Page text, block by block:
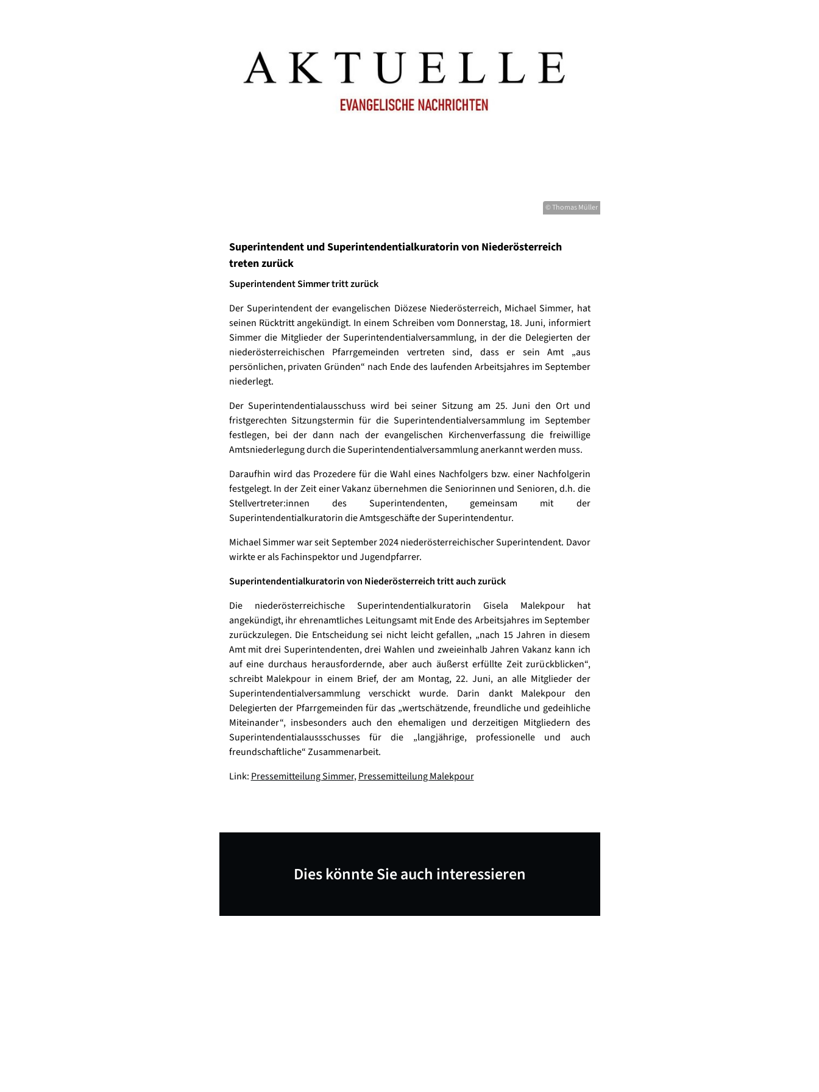
© Thomas Müller
Superintendent und Superintendentialkuratorin von Niederösterreich
treten zurück
Superintendent Simmer tritt zurück
Der Superintendent der evangelischen Diözese Niederösterreich, Michael Simmer, hat
seinen Rücktritt angekündigt. In einem Schreiben vom Donnerstag, 18. Juni, informiert
Simmer die Mitglieder der Superintendentialversammlung, in der die Delegierten der
niederösterreichischen Pfarrgemeinden vertreten sind, dass er sein Amt „aus
persönlichen, privaten Gründen“ nach Ende des laufenden Arbeitsjahres im September
niederlegt.
Der Superintendentialausschuss wird bei seiner Sitzung am 25. Juni den Ort und
fristgerechten Sitzungstermin für die Superintendentialversammlung im September
festlegen, bei der dann nach der evangelischen Kirchenverfassung die freiwillige
Amtsniederlegung durch die Superintendentialversammlung anerkannt werden muss.
Daraufhin wird das Prozedere für die Wahl eines Nachfolgers bzw. einer Nachfolgerin
festgelegt. In der Zeit einer Vakanz übernehmen die Seniorinnen und Senioren, d.h. die
Stellvertreter:innen des Superintendenten, gemeinsam mit der
Superintendentialkuratorin die Amtsgeschäfte der Superintendentur.
Michael Simmer war seit September 2024 niederösterreichischer Superintendent. Davor
wirkte er als Fachinspektor und Jugendpfarrer.
Superintendentialkuratorin von Niederösterreich tritt auch zurück
Die niederösterreichische Superintendentialkuratorin Gisela Malekpour hat
angekündigt, ihr ehrenamtliches Leitungsamt mit Ende des Arbeitsjahres im September
zurückzulegen. Die Entscheidung sei nicht leicht gefallen, „nach 15 Jahren in diesem
Amt mit drei Superintendenten, drei Wahlen und zweieinhalb Jahren Vakanz kann ich
auf eine durchaus herausfordernde, aber auch äußerst erfüllte Zeit zurückblicken“,
schreibt Malekpour in einem Brief, der am Montag, 22. Juni, an alle Mitglieder der
Superintendentialversammlung verschickt wurde. Darin dankt Malekpour den
Delegierten der Pfarrgemeinden für das „wertschätzende, freundliche und gedeihliche
Miteinander“, insbesonders auch den ehemaligen und derzeitigen Mitgliedern des
Superintendentialaussschusses für die „langjährige, professionelle und auch
freundschaftliche“ Zusammenarbeit.
Link:Pressemitteilung Simmer,Pressemitteilung Malekpour
Dies könnte Sie auch interessieren